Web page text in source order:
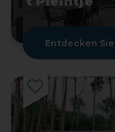
Entdecken Sie